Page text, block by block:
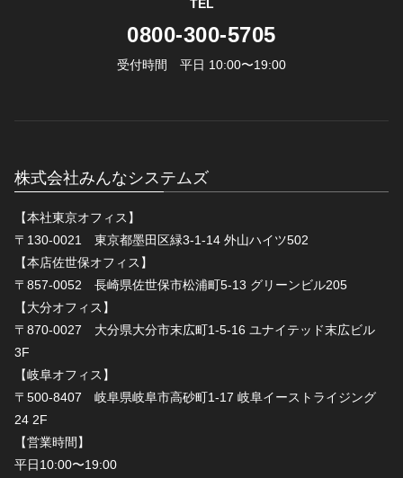
TEL
0800-300-5705
受付時間 平日 10:00〜19:00
株式会社みんなシステムズ
【本社東京オフィス】
〒130-0021 東京都墨田区緑3-1-14 外山ハイツ502
【本店佐世保オフィス】
〒857-0052 長崎県佐世保市松浦町5-13 グリーンビル205
【大分オフィス】
〒870-0027 大分県大分市末広町1-5-16 ユナイテッド末広ビル
3F
【岐阜オフィス】
〒500-8407 岐阜県岐阜市高砂町1-17 岐阜イーストライジング
24 2F
【営業時間】
平日10:00〜19:00